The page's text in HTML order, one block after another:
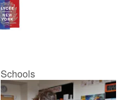
Schools